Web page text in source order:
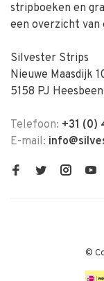
stripboeken en
een overzicht van
Silvester Strips
Nieuwe Maasdijk
5158 PJ
Telefoon: +31 (0)
E-mail:
©